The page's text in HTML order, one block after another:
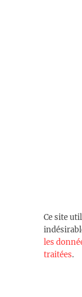
Ce site
les
traitées.